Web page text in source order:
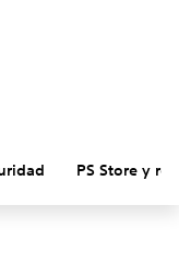
PS Store y